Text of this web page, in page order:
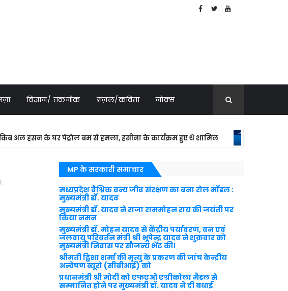
विज्ञान/ तकनीक ग़ज़ल/कविता जोक्स
के घर पेट्रोल बम से हमला, हसीना के कार्यक्रम हुए थे शामिल NATIONAL NEWS
MP के सरकारी समाचार
मध्यप्रदेश वैश्विक वन्य जीव संरक्षण का बना रोल मॉडल :
मुख्यमंत्री डॉ. यादव
मुख्यमंत्री डॉ. यादव ने राजा राममोहन राय की जयंती पर
किया नमन
मुख्यमंत्री डॉ. मोहन यादव से केंद्रीय पर्यावरण, वन एवं
जलवायु परिवर्तन मंत्री श्री भूपेन्द्र यादव ने शुक्रवार को
मुख्यमंत्री निवास पर सौजन्य भेंट की।
श्रीमती ट्विशा शर्मा की मृत्यु के प्रकरण की जांच केन्द्रीय
अन्वेषण ब्यूरो (सीबीआई) को
प्रधानमंत्री श्री मोदी को एफएओ एग्रीकोला मैडल से
सम्मानित होने पर मुख्यमंत्री डॉ. यादव ने दी बधाई